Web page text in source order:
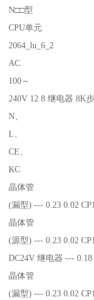
N□□型
CPU单元
2064_lu_6_2
AC
100～
240V 12 8 继电器 8K
N、
L、
CE、
KC
晶体管
(漏型) --- 0.23 0.02
晶体管
(源型) --- 0.23 0.02
DC24V 继电器 ---
晶体管
(漏型) --- 0.23 0.02